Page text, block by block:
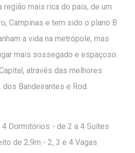
região mais rica do país, de um
Campinas e tem sido o plano B
a vida na metrópole, mas
mais sossegado e espaçoso.
através das melhores
Bandeirantes e Rod.
Dormitórios - de 2 a 4 Suítes
de 2,9m - 2, 3 e 4 Vagas